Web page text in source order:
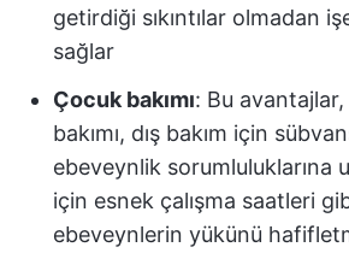
getirdiği sıkıntılar olmadan
sağlar
Çocuk bakımı: Bu
bakımı, dış bakım için
ebeveynlik sorumluluklarına
için esnek çalışma saatleri
ebeveynlerin yükünü